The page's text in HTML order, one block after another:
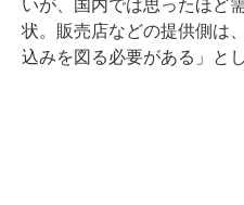
いが、国内では思ったほど
状。販売店などの提供側は
込みを図る必要がある」とし